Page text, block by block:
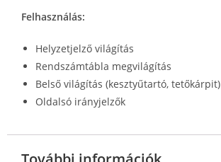
Felhasználás:
Helyzetjelző világítás
Rendszámtábla megvilágítás
Belső világítás (kesztyűtartó, tetőkárpit)
Oldalsó irányjelzők